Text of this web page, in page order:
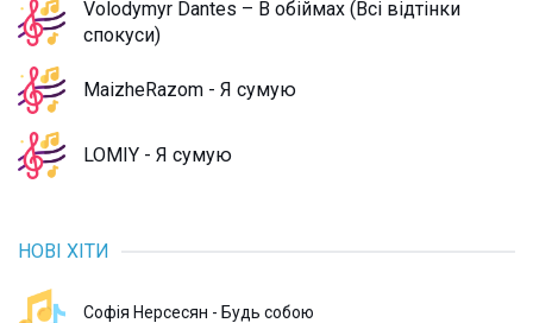
Volodymyr Dantes – В обіймах (Всі відтінки
спокуси)
MaizheRazom - Я сумую
LOMIY - Я сумую
НОВІ ХІТИ
Софія Нерсесян - Будь собою